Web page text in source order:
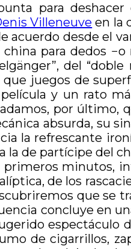
para
Villeneuve en la
acuerdo desde el
para dedos
del “doble
juegos de
y un rato
por último,
absurda, su
la refrescante
la de partícipe del
minutos,
de los
que se
concluye en
espectáculo
de cigarrillos,